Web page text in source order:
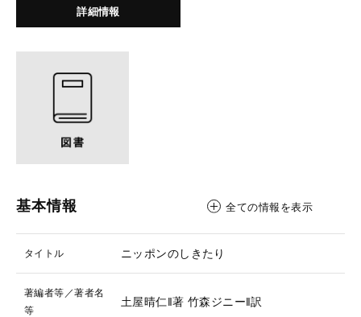
詳細情報
基本情報 全ての情報を表示
タイトル ニッポンのしきたり
著編者等／著者名
等
土屋晴仁‖著 竹森ジニー‖訳